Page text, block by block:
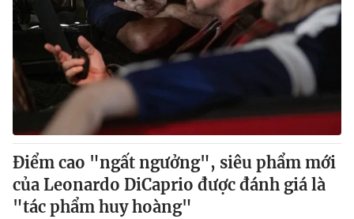
Thế giới
Tin tức
Thế giới đó đây
Câu chuyện quốc tế
Kinh tế
Tài chính
Thị trường
Góc doanh nghiệp
Dữ liệu và đời sống
Truyền hình
Phim VTV
Giải trí
Điểm cao "ngất ngưởng", siêu phẩm mới
của Leonardo DiCaprio được đánh giá là
"tác phẩm huy hoàng"